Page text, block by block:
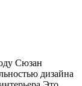
Сюзан
дизайна